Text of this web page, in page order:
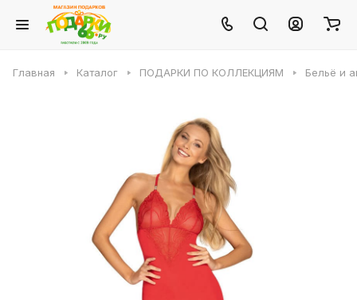
Главная Каталог ПОДАРКИ ПО КОЛЛЕКЦИЯМ Бельё и